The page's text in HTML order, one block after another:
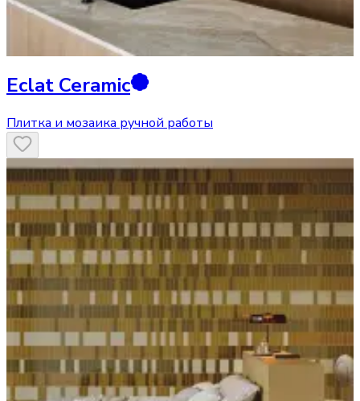
Eclat Ceramic
Плитка и мозаика ручной работы